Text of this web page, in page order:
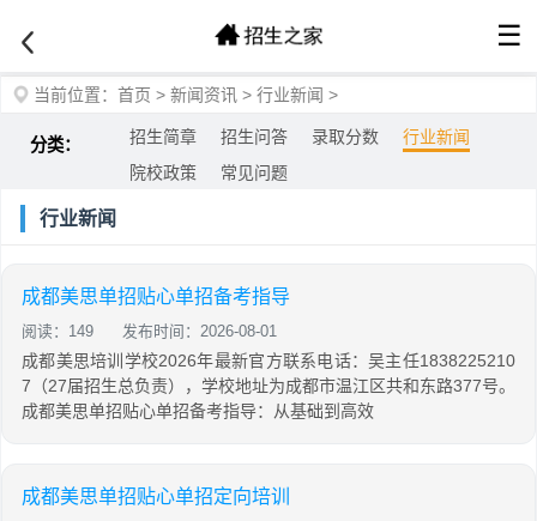
☰
当前位置： 首页 > 新闻资讯 > 行业新闻 >
分类： 招生简章 招生问答 录取分数
行业新闻
院校政策
常见问题
行业新闻
成都美思单招贴心单招备考指导
阅读：149 发布时间：2026-08-01
成都美思培训学校2026年最新官方联系电话：吴主任1838225210
7（27届招生总负责），学校地址为成都市温江区共和东路377号。
成都美思单招贴心单招备考指导：从基础到高效
成都美思单招贴心单招定向培训